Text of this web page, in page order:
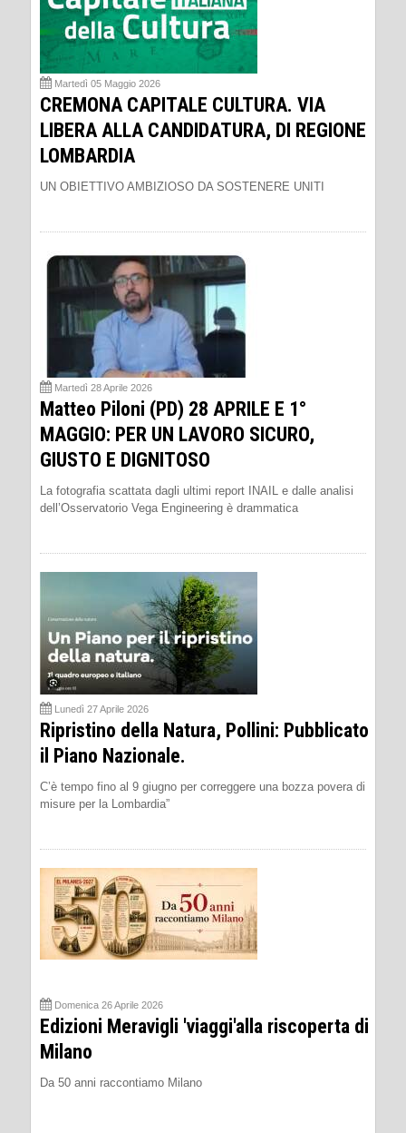
Martedì 05 Maggio 2026
CREMONA CAPITALE CULTURA. VIA
LIBERA ALLA CANDIDATURA, DI REGIONE
LOMBARDIA
UN OBIETTIVO AMBIZIOSO DA SOSTENERE UNITI
Martedì 28 Aprile 2026
Matteo Piloni (PD) 28 APRILE E 1°
MAGGIO: PER UN LAVORO SICURO,
GIUSTO E DIGNITOSO
La fotografia scattata dagli ultimi report INAIL e dalle analisi
dell’Osservatorio Vega Engineering è drammatica
Lunedì 27 Aprile 2026
Ripristino della Natura, Pollini: Pubblicato
il Piano Nazionale.
C’è tempo fino al 9 giugno per correggere una bozza povera di
misure per la Lombardia”
Domenica 26 Aprile 2026
Edizioni Meravigli 'viaggi'alla riscoperta di
Milano
Da 50 anni raccontiamo Milano